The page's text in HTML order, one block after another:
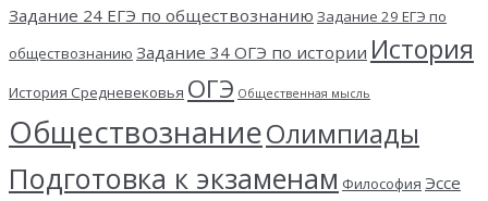
Задание 24 ЕГЭ по обществознанию Задание 29 ЕГЭ по
обществознанию Задание 34 ОГЭ по истории История
История Средневековья ОГЭ Общественная мысль
ОбществознаниеОлимпиады
Подготовка к экзаменам Философия Эссе